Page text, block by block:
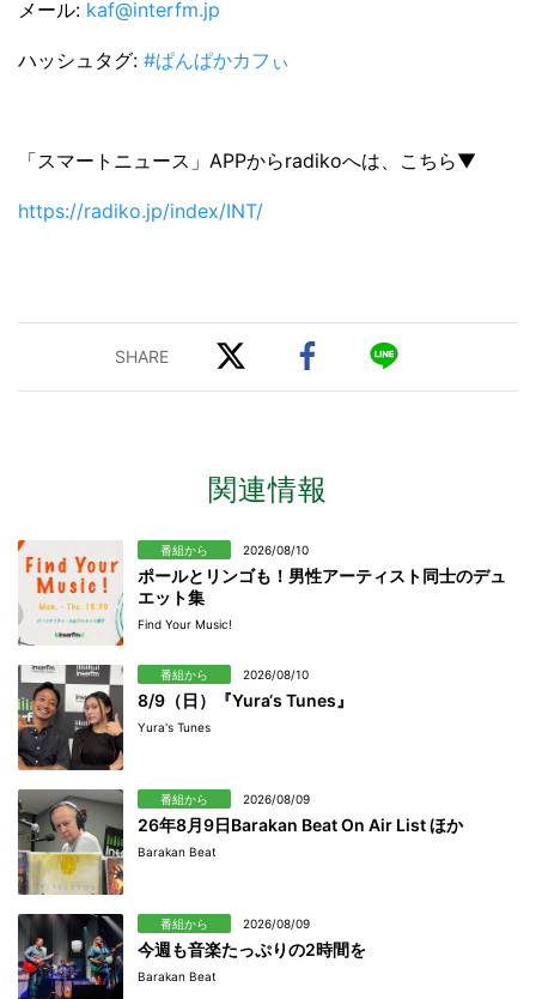
メール: kaf@interfm.jp
ハッシュタグ: #ぱんぱかカフぃ
「スマートニュース」APPからradikoへは、こちら▼
https://radiko.jp/index/INT/
関連情報
番組から 2026/08/10
ポールとリンゴも！男性アーティスト同士のデュ
エット集
Find Your Music!
番組から 2026/08/10
8/9（日）『Yura‘s Tunes』
Yura's Tunes
番組から 2026/08/09
26年8月9日Barakan Beat On Air List ほか
Barakan Beat
番組から 2026/08/09
今週も音楽たっぷりの2時間を
Barakan Beat